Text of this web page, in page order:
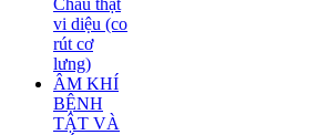
Châu thật
vi diệu (co
rút cơ
lưng)
ÂM KHÍ
BỆNH
TẬT VÀ